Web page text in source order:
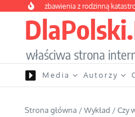
Przejdź do treści
kurs zbawienia z rodzinną katastrofą
właściwa strona
Media Autorzy
Strona główna /Wykład /Czy